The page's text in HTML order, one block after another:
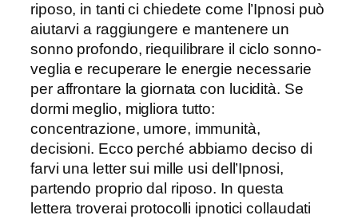
riposo, in tanti ci chiedete come l’Ipnosi può
aiutarvi a raggiungere e mantenere un
sonno profondo, riequilibrare il ciclo sonno-
veglia e recuperare le energie necessarie
per affrontare la giornata con lucidità. Se
dormi meglio, migliora tutto:
concentrazione, umore, immunità,
decisioni. Ecco perché abbiamo deciso di
farvi una letter sui mille usi dell’Ipnosi,
partendo proprio dal riposo. In questa
lettera troverai protocolli ipnotici collaudati